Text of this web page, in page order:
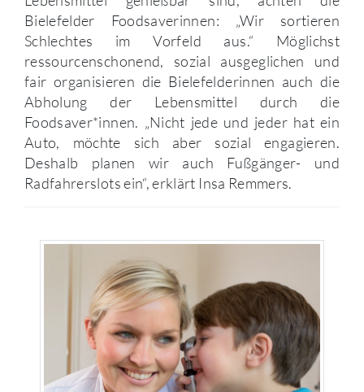
Bielefelder Foodsaverinnen: „Wir sortieren
Schlechtes im Vorfeld aus.“ Möglichst
ressourcenschonend, sozial ausgeglichen und
fair organisieren die Bielefelderinnen auch die
Abholung der Lebensmittel durch die
Foodsaver*innen. „Nicht jede und jeder hat ein
Auto, möchte sich aber sozial engagieren.
Deshalb planen wir auch Fußgänger- und
Radfahrerslots ein“, erklärt Insa Remmers.